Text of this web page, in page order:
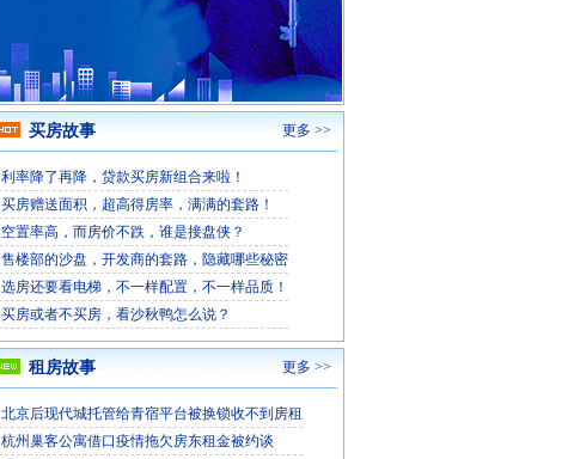
买房故事 更多 >>
利率降了再降，贷款买房新组合来啦！
买房赠送面积，超高得房率，满满的套路！
空置率高，而房价不跌，谁是接盘侠？
售楼部的沙盘，开发商的套路，隐藏哪些秘密
选房还要看电梯，不一样配置，不一样品质！
买房或者不买房，看沙秋鸭怎么说？
租房故事 更多 >>
北京后现代城托管给青宿平台被换锁收不到房租
杭州巢客公寓借口疫情拖欠房东租金被约谈